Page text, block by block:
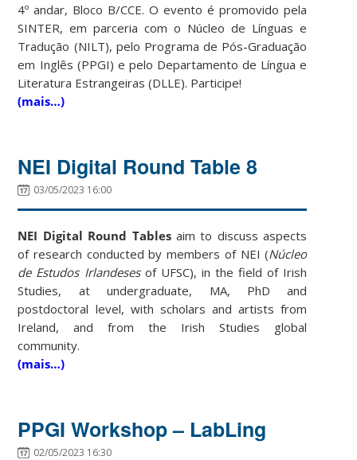
4º andar, Bloco B/CCE. O evento é promovido pela
SINTER, em parceria com o Núcleo de Línguas e
Tradução (NILT), pelo Programa de Pós-Graduação
em Inglês (PPGI) e pelo Departamento de Língua e
Literatura Estrangeiras (DLLE). Participe!
(mais…)
NEI Digital Round Table 8
03/05/2023 16:00
NEI Digital Round Tablesaim to discuss aspects
of research conducted by members of NEI (Núcleo
de Estudos Irlandeses of UFSC), in the field of Irish
Studies, at undergraduate, MA, PhD and
postdoctoral level, with scholars and artists from
Ireland, and from the Irish Studies global
community.
(mais…)
PPGI Workshop – LabLing
02/05/2023 16:30